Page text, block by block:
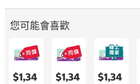
您可能會喜歡
$1,34
$1,34
$1,34